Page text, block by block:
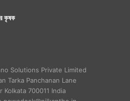
কৃষক
Solutions Private Limited
Tarka Panchanan Lane
Kolkata 700011 India